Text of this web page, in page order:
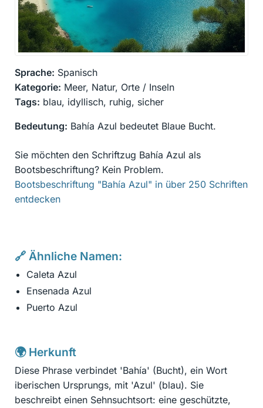
Sprache: Spanisch
Kategorie: Meer, Natur, Orte / Inseln
Tags: blau, idyllisch, ruhig, sicher
Bedeutung: Bahía Azul bedeutet Blaue Bucht.
Sie möchten den Schriftzug Bahía Azul als
Bootsbeschriftung? Kein Problem.
Bootsbeschriftung "Bahía Azul" in über 250 Schriften
entdecken
🔗 Ähnliche Namen:
Caleta Azul
Ensenada Azul
Puerto Azul
🌍 Herkunft
Diese Phrase verbindet 'Bahía' (Bucht), ein Wort
iberischen Ursprungs, mit 'Azul' (blau). Sie
beschreibt einen Sehnsuchtsort: eine geschützte,